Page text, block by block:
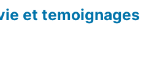
et temoignages